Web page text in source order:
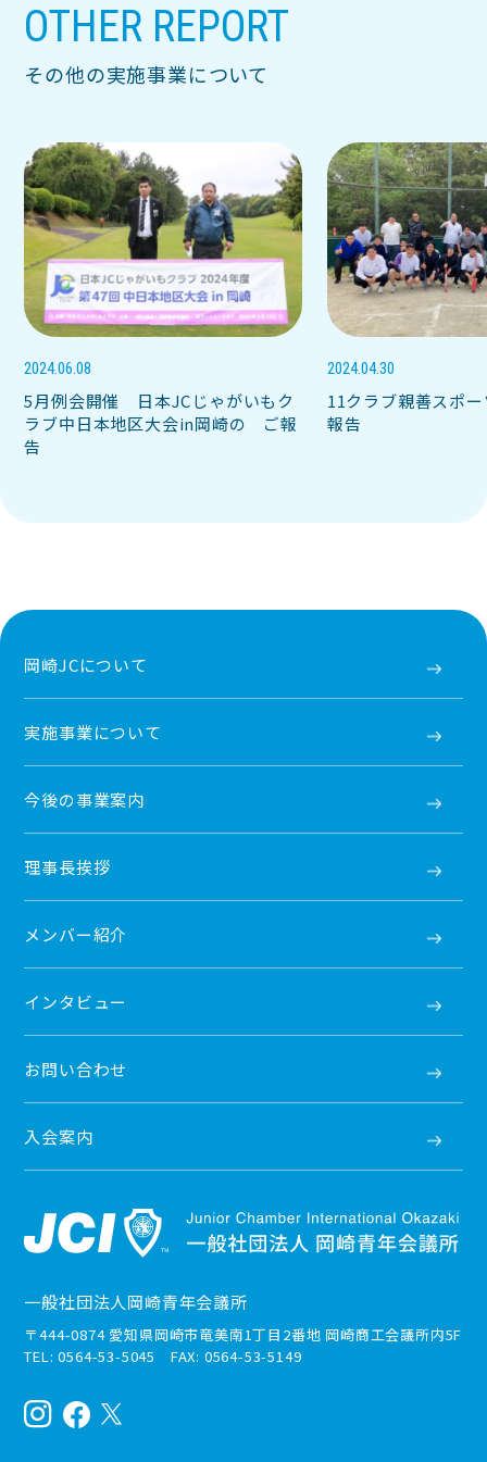
OTHER REPORT
その他の実施事業について
2024.06.08
5月例会開催 日本JCじゃがいもク
ラブ中日本地区大会in岡崎の ご報
告
2024.04.30
11クラブ親善スポ
報告
岡崎JCについて
実施事業について
今後の事業案内
理事長挨拶
メンバー紹介
インタビュー
お問い合わせ
入会案内
一般社団法人岡崎青年会議所
〒444-0874 愛知県岡崎市竜美南1丁目2番地 岡崎商工会議所内5F
TEL: 0564-53-5045 FAX: 0564-53-5149